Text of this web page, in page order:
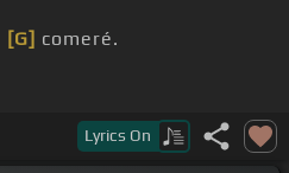
[G] comeré.
Lyrics On